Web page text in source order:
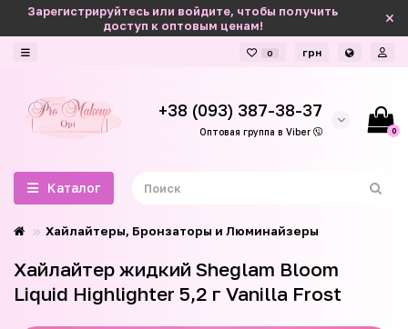
Зарегистрируйтесь или войдите, чтобы получить
доступ к оптовым ценам!
0 грн
+38 (093) 387-38-37
Оптовая группа в Viber 0
Каталог
Хайлайтеры, Бронзаторы и Люминайзеры
Хайлайтер жидкий Sheglam Bloom
Liquid Highlighter 5,2 г Vanilla Frost